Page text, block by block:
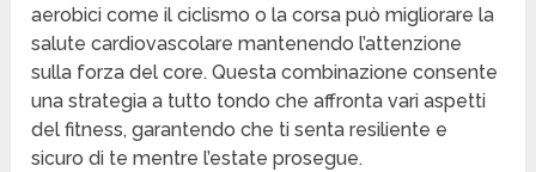
aerobici come il ciclismo o la corsa può migliorare la
salute cardiovascolare mantenendo l’attenzione
sulla forza del core. Questa combinazione consente
una strategia a tutto tondo che affronta vari aspetti
del fitness, garantendo che ti senta resiliente e
sicuro di te mentre l’estate prosegue.